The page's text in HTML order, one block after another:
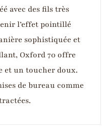
avec des fils très
l’effet pointillé
sophistiquée et
Oxford 70 offre
et un toucher doux.
de bureau comme